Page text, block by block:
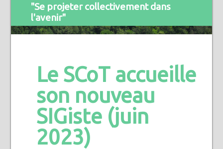
"Se projeter collectivement dans
l'avenir"
Le SCoT accueille
son nouveau
SIGiste (juin
2023)